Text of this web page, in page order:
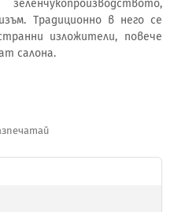
Традиционно в него се
изложители, повече
салона.